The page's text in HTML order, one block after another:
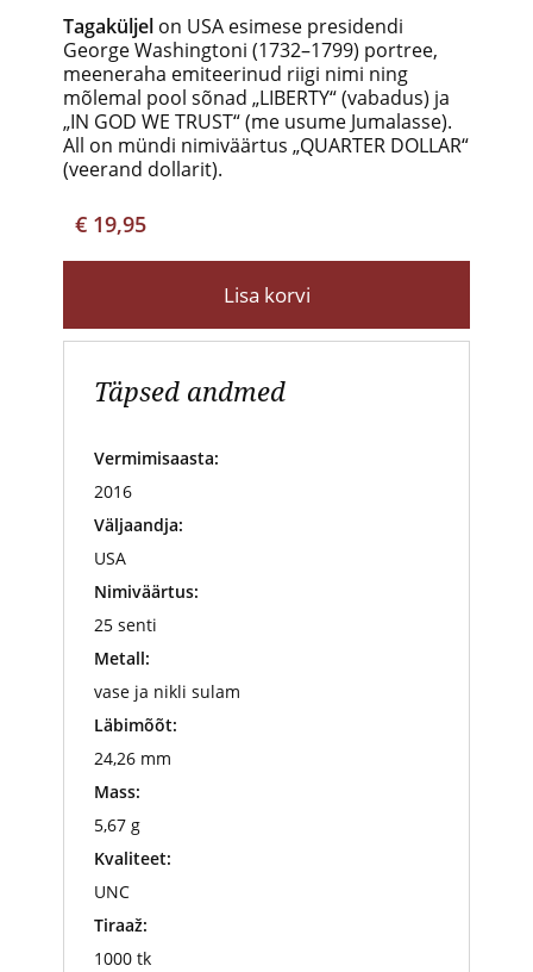
Tagaküljel on USA esimese presidendi
George Washingtoni (1732–1799) portree,
meeneraha emiteerinud riigi nimi ning
mõlemal pool sõnad „LIBERTY“ (vabadus) ja
„IN GOD WE TRUST“ (me usume Jumalasse).
All on mündi nimiväärtus „QUARTER DOLLAR“
(veerand dollarit).
€ 19,95
Lisa korvi
Täpsed andmed
Vermimisaasta:
2016
Väljaandja:
USA
Nimiväärtus:
25 senti
Metall:
vase ja nikli sulam
Läbimõõt:
24,26 mm
Mass:
5,67 g
Kvaliteet:
UNC
Tiraaž:
1000 tk